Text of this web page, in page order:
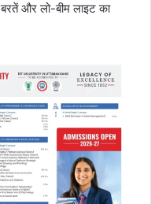
और लो-बीम लाइट का